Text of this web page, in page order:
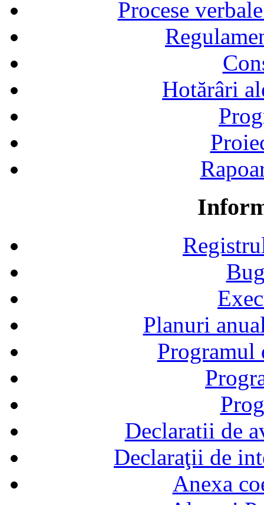
Procese
Hotărâri
Planuri
Declaratii de
Declaraţii de
Anexa